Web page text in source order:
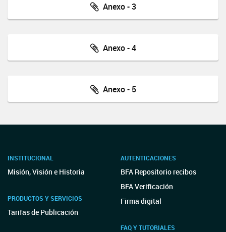
Anexo - 3
Anexo - 4
Anexo - 5
INSTITUCIONAL
Misión, Visión e Historia
PRODUCTOS Y SERVICIOS
Tarifas de Publicación
AUTENTICACIONES
BFA Repositorio recibos
BFA Verificación
Firma digital
FAQ Y TUTORIALES